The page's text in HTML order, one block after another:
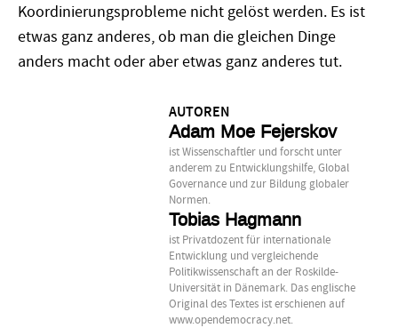
Koordinierungsprobleme nicht gelöst werden. Es ist
etwas ganz anderes, ob man die gleichen Dinge
anders macht oder aber etwas ganz anderes tut.
AUTOREN
Adam Moe Fejerskov
ist Wissenschaftler und forscht unter
anderem zu Entwicklungshilfe, Global
Governance und zur Bildung globaler
Normen.
Tobias Hagmann
ist Privatdozent für internationale
Entwicklung und vergleichende
Politikwissenschaft an der Roskilde-
Universität in Dänemark. Das englische
Original des Textes ist erschienen auf
www.opendemocracy.net.